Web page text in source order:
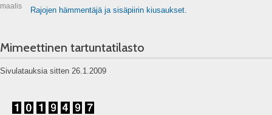
maalis
Rajojen hämmentäjä ja sisäpiirin kiusaukset.
Mimeettinen tartuntatilasto
Sivulatauksia sitten 26.1.2009